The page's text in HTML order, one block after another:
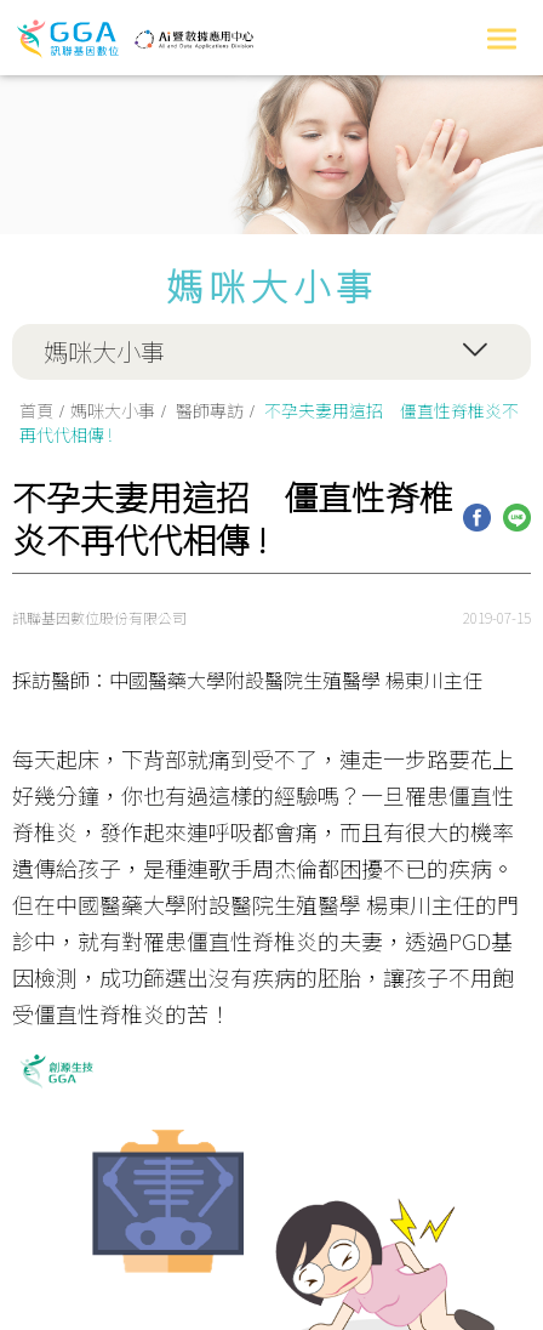
媽咪大小事
媽咪大小事
首頁 媽咪大小事 醫師專訪
不孕夫妻用這招 僵直性脊椎炎不
再代代相傳 !
不孕夫妻用這招 僵直性脊椎
炎不再代代相傳 !
訊聯基因數位股份有限公司 2019-07-15
採訪醫師：中國醫藥大學附設醫院生殖醫學 楊東川主任
每天起床，下背部就痛到受不了，連走一步路要花上
好幾分鐘，你也有過這樣的經驗嗎？一旦罹患僵直性
脊椎炎，發作起來連呼吸都會痛，而且有很大的機率
遺傳給孩子，是種連歌手周杰倫都困擾不已的疾病。
但在中國醫藥大學附設醫院生殖醫學 楊東川主任的門
診中，就有對罹患僵直性脊椎炎的夫妻，透過PGD基
因檢測，成功篩選出沒有疾病的胚胎，讓孩子不用飽
受僵直性脊椎炎的苦！